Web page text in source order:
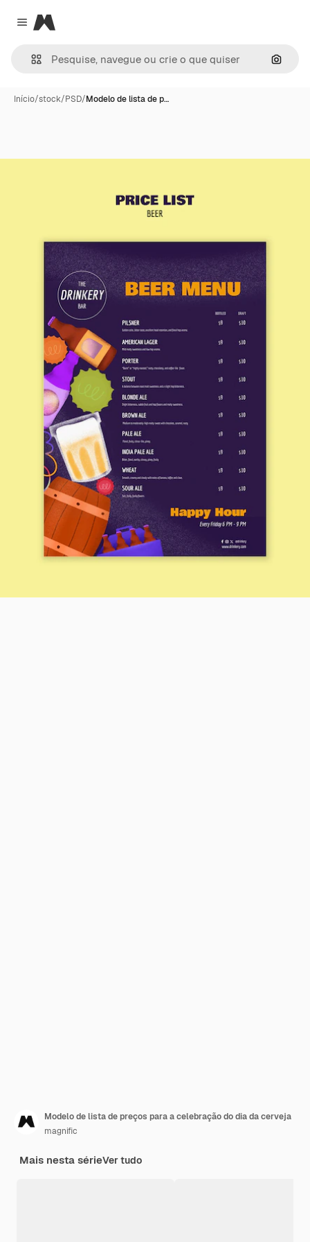
Close menu
Magnific
Início/stock/PSD/Modelo de lista de p…
Modelo de lista de preços para a celebração do dia da cerveja
magnific
Mais nesta sérieVer tudo